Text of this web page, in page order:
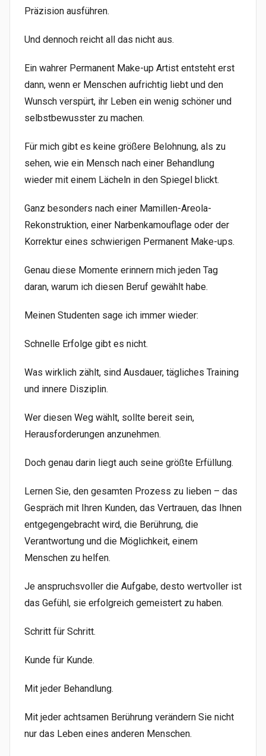
Präzision ausführen.
Und dennoch reicht all das nicht aus.
Ein wahrer Permanent Make-up Artist entsteht erst
dann, wenn er Menschen aufrichtig liebt und den
Wunsch verspürt, ihr Leben ein wenig schöner und
selbstbewusster zu machen.
Für mich gibt es keine größere Belohnung, als zu
sehen, wie ein Mensch nach einer Behandlung
wieder mit einem Lächeln in den Spiegel blickt.
Ganz besonders nach einer Mamillen-Areola-
Rekonstruktion, einer Narbenkamouflage oder der
Korrektur eines schwierigen Permanent Make-ups.
Genau diese Momente erinnern mich jeden Tag
daran, warum ich diesen Beruf gewählt habe.
Meinen Studenten sage ich immer wieder:
Schnelle Erfolge gibt es nicht.
Was wirklich zählt, sind Ausdauer, tägliches Training
und innere Disziplin.
Wer diesen Weg wählt, sollte bereit sein,
Herausforderungen anzunehmen.
Doch genau darin liegt auch seine größte Erfüllung.
Lernen Sie, den gesamten Prozess zu lieben – das
Gespräch mit Ihren Kunden, das Vertrauen, das Ihnen
entgegengebracht wird, die Berührung, die
Verantwortung und die Möglichkeit, einem
Menschen zu helfen.
Je anspruchsvoller die Aufgabe, desto wertvoller ist
das Gefühl, sie erfolgreich gemeistert zu haben.
Schritt für Schritt.
Kunde für Kunde.
Mit jeder Behandlung.
Mit jeder achtsamen Berührung verändern Sie nicht
nur das Leben eines anderen Menschen.